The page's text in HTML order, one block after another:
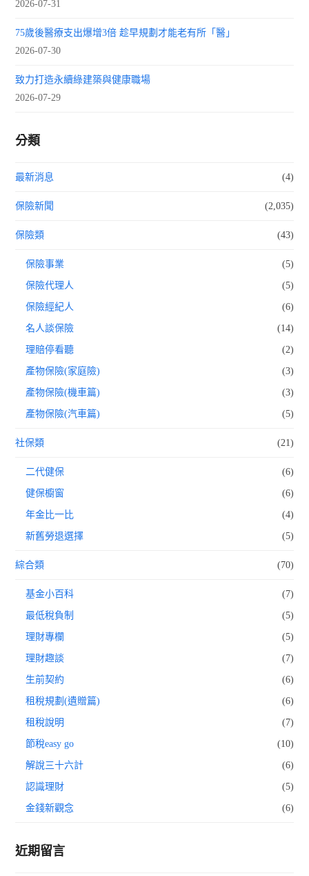
2026-07-31
75歲後醫療支出爆增3倍 趁早規劃才能老有所「醫」
2026-07-30
致力打造永續綠建築與健康職場
2026-07-29
分類
最新消息 (4)
保險新聞 (2,035)
保險類 (43)
保險事業 (5)
保險代理人 (5)
保險經紀人 (6)
名人談保險 (14)
理賠停看聽 (2)
產物保險(家庭險) (3)
產物保險(機車篇) (3)
產物保險(汽車篇) (5)
社保類 (21)
二代健保 (6)
健保櫥窗 (6)
年金比一比 (4)
新舊勞退選擇 (5)
綜合類 (70)
基金小百科 (7)
最低稅負制 (5)
理財專欄 (5)
理財趣談 (7)
生前契約 (6)
租稅規劃(遺贈篇) (6)
租稅說明 (7)
節稅easy go (10)
解說三十六計 (6)
認識理財 (5)
金錢新觀念 (6)
近期留言